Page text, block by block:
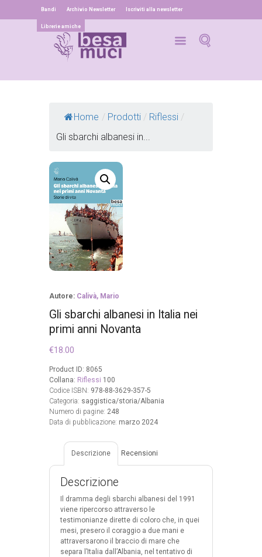
Bandi Archivio Newsletter Iscriviti alla newsletter
Librerie amiche
Home / Prodotti / Riflessi /
Gli sbarchi albanesi in...
Autore: Calivà, Mario
Gli sbarchi albanesi in Italia nei
primi anni Novanta
€18.00
Product ID: 8065
Collana: Riflessi 100
Codice ISBN: 978-88-3629-357-5
Categoria: saggistica/storia/Albania
Numero di pagine: 248
Data di pubblicazione: marzo 2024
Descrizione Recensioni
Descrizione
Il dramma degli sbarchi albanesi del 1991
viene ripercorso attraverso le
testimonianze dirette di coloro che, in quei
mesi, presero il coraggio a due mani e
attraversarono il braccio di mare che
separa l’Italia dall’Albania, nel tentativo di